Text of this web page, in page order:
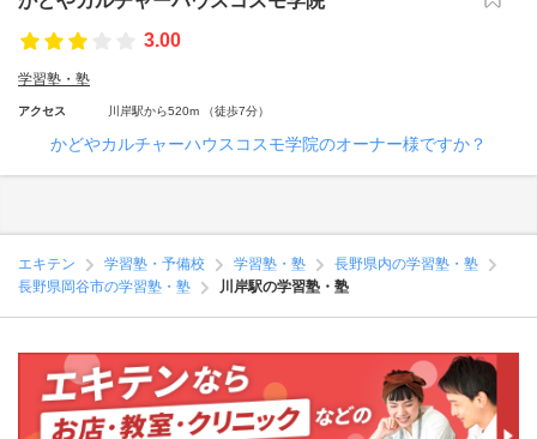
3.00
学習塾・塾
アクセス 川岸駅から520m （徒歩7分）
かどやカルチャーハウスコスモ学院のオーナー様ですか？
エキテン 学習塾・予備校 学習塾・塾
長野県内の学習塾・塾
長野県岡谷市の学習塾・塾
川岸駅の学習塾・塾